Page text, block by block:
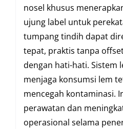
nosel khusus
ujung label untuk
tumpang tindih dapat
tepat, praktis tanpa
dengan hati-hati. Sistem
menjaga konsumsi lem
mencegah kontaminasi.
perawatan dan
operasional selama